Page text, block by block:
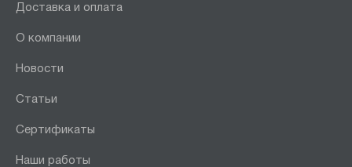
Доставка и оплата
О компании
Новости
Статьи
Сертификаты
Наши работы